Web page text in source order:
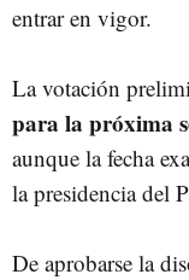
entrar en vigor.
La votación
para la próxima
aunque la fecha
la presidencia del
De aprobarse la